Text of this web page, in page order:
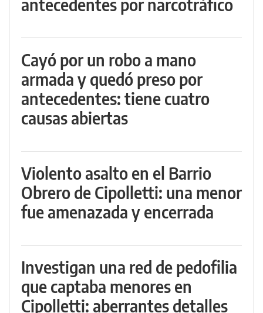
antecedentes por narcotráfico
Cayó por un robo a mano
armada y quedó preso por
antecedentes: tiene cuatro
causas abiertas
Violento asalto en el Barrio
Obrero de Cipolletti: una menor
fue amenazada y encerrada
Investigan una red de pedofilia
que captaba menores en
Cipolletti: aberrantes detalles